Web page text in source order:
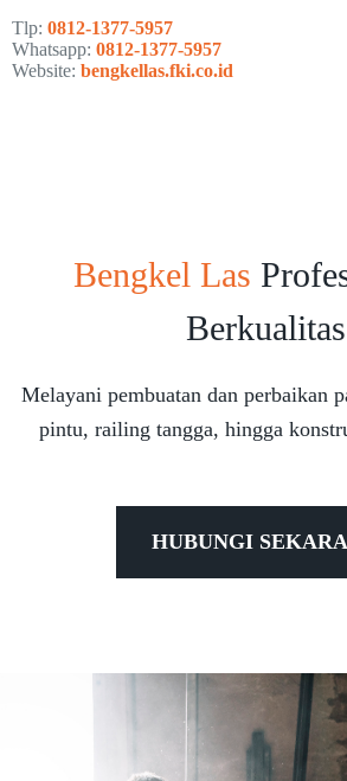
Tlp: 0812-1377-5957
Whatsapp: 0812-1377-5957
Website: bengkellas.fki.co.id
Bengkel Las
Berkualitas
Melayani pembuatan dan perbaikan
pintu, railing tangga, hingga
HUBUNGI